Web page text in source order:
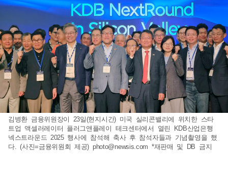
김병환 금융위원장이 23일(현지시간) 미국 실리콘밸리에 위치한 스타
트업 액셀러레이터 플러그앤플레이 테크센터에서 열린 KDB산업은행
넥스트라운드 2025 행사에 참석해 축사 후 참석자들과 기념촬영을 했
다. (사진=금융위원회 제공) photo@newsis.com *재판매 및 DB 금지